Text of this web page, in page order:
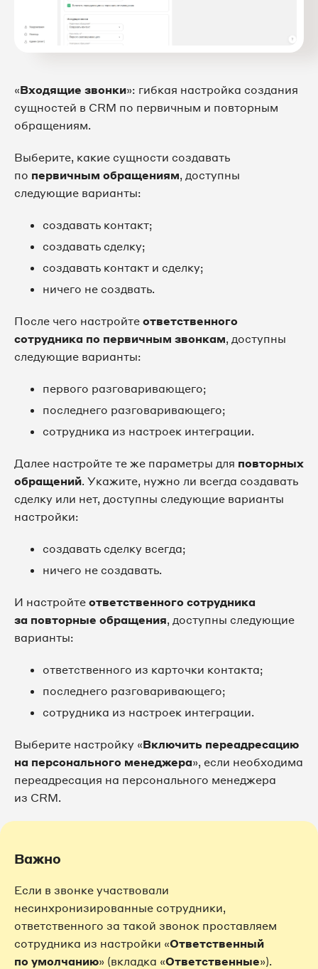
«Входящие звонки»: гибкая настройка создания
сущностей в CRM по первичным и повторным
обращениям.
Выберите, какие сущности создавать
по первичным обращениям, доступны
следующие варианты:
создавать контакт;
создавать сделку;
создавать контакт и сделку;
ничего не создвать.
После чего настройте ответственного
сотрудника по первичным звонкам, доступны
следующие варианты:
первого разговаривающего;
последнего разговаривающего;
сотрудника из настроек интеграции.
Далее настройте те же параметры для повторных
обращений. Укажите, нужно ли всегда создавать
сделку или нет, доступны следующие варианты
настройки:
создавать сделку всегда;
ничего не создавать.
И настройте ответственного сотрудника
за повторные обращения, доступны следующие
варианты:
ответственного из карточки контакта;
последнего разговаривающего;
сотрудника из настроек интеграции.
Выберите настройку «Включить переадресацию
на персонального менеджера», если необходима
переадресация на персонального менеджера
из CRM.
Важно
Если в звонке участвовали
несинхронизированные сотрудники,
ответственного за такой звонок проставляем
сотрудника из настройки «Ответственный
по умолчанию» (вкладка «Ответственные»).